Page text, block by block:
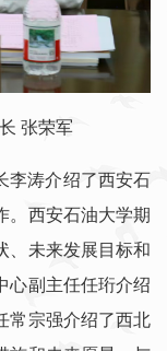
张荣军
李涛介绍了西安石
。西安石油大学期
、未来发展目标和
心副主任任珩介绍
常宗强介绍了西北